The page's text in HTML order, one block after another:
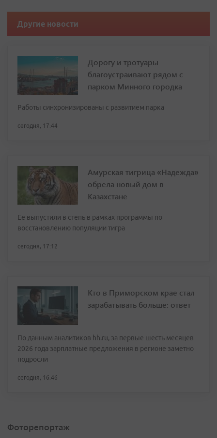
Другие новости
Дорогу и тротуары
благоустраивают рядом с
парком Минного городка
Работы синхронизированы с развитием парка
сегодня, 17:44
Амурская тигрица «Надежда»
обрела новый дом в
Казахстане
Ее выпустили в степь в рамках программы по
восстановлению популяции тигра
сегодня, 17:12
Кто в Приморском крае стал
зарабатывать больше: ответ
По данным аналитиков hh.ru, за первые шесть месяцев
2026 года зарплатные предложения в регионе заметно
подросли
сегодня, 16:46
Фоторепортаж